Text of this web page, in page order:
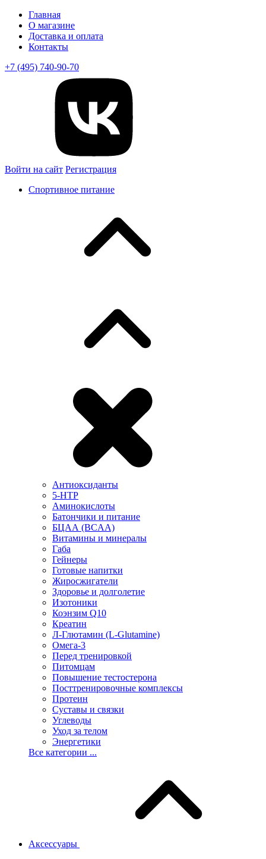
Главная
О магазине
Доставка и оплата
Контакты
+7 (495) 740-90-70
Войти на сайт Регистрация
Спортивное питание
Антиоксиданты
5-HTP
Аминокислоты
Батончики и питание
БЦАА (BCAA)
Витамины и минералы
Габа
Гейнеры
Готовые напитки
Жиросжигатели
Здоровье и долголетие
Изотоники
Коэнзим Q10
Креатин
Л-Глютамин (L-Glutamine)
Омега-3
Перед тренировкой
Питомцам
Повышение тестостерона
Посттренировочные комплексы
Протеин
Суставы и связки
Углеводы
Уход за телом
Энергетики
Все категории ...
Аксессуары